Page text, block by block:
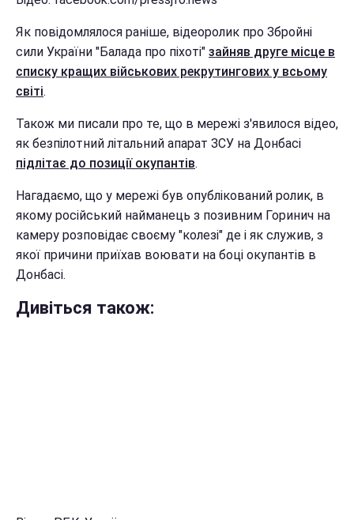
Як повідомлялося раніше, відеоролик про Збройні
сили України "Балада про піхоті" зайняв друге місце в
списку кращих військових рекрутингових у всьому
світі.
Також ми писали про те, що в мережі з'явилося відео,
як безпілотний літальний апарат ЗСУ на Донбасі
підлітає до позиції окупантів.
Нагадаємо, що у мережі був опублікований ролик, в
якому російський найманець з позивним Горинич на
камеру розповідає своєму "колезі" де і як служив, з
якої причини приїхав воювати на боці окупантів в
Донбасі.
Дивіться також: